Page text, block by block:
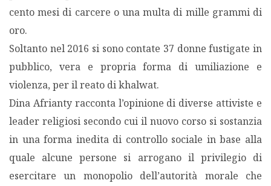
cento mesi di carcere o una multa di mille grammi di
oro.
Soltanto nel 2016 si sono contate 37 donne fustigate in
pubblico, vera e propria forma di umiliazione e
violenza, per il reato di khalwat.
Dina Afrianty racconta l’opinione di diverse attiviste e
leader religiosi secondo cui il nuovo corso si sostanzia
in una forma inedita di controllo sociale in base alla
quale alcune persone si arrogano il privilegio di
esercitare un monopolio dell’autorità morale che